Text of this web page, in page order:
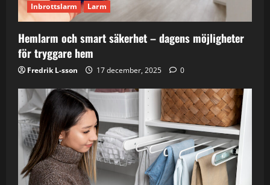
Inbrottslarm Larm
Hemlarm och smart säkerhet – dagens möjligheter
för tryggare hem
Fredrik L-sson 17 december, 2025 0